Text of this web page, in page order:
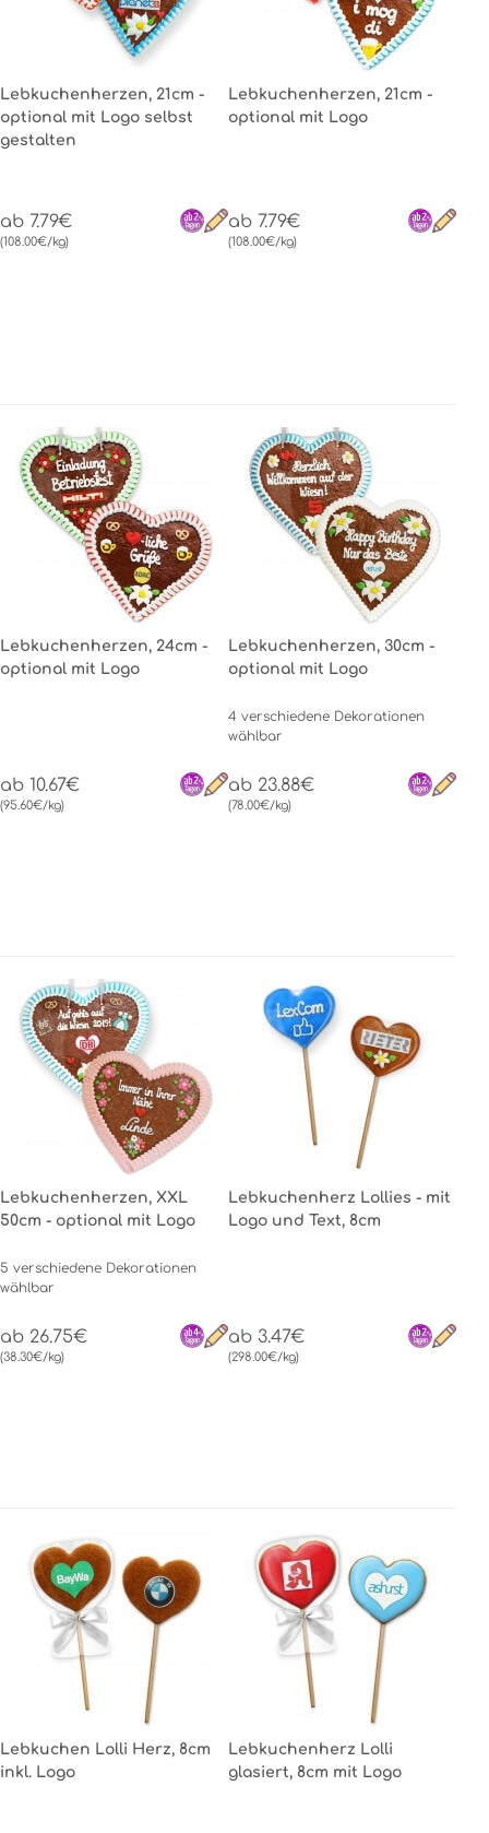
Lebkuchenherzen, 21cm -
optional mit Logo selbst
gestalten
ab 7.79€
(108.00€/kg)
Lebkuchenherzen, 21cm -
optional mit Logo
ab 7.79€
(108.00€/kg)
Lebkuchenherzen, 24cm -
optional mit Logo
ab 10.67€
(95.60€/kg)
Lebkuchenherzen, 30cm -
optional mit Logo
4 verschiedene Dekorationen
wählbar
ab 23.88€
(78.00€/kg)
Lebkuchenherzen, XXL
50cm - optional mit Logo
5 verschiedene Dekorationen
wählbar
ab 26.75€
(38.30€/kg)
Lebkuchenherz Lollies - mit
Logo und Text, 8cm
ab 3.47€
(298.00€/kg)
Lebkuchen Lolli Herz, 8cm
inkl. Logo
Lebkuchenherz Lolli
glasiert, 8cm mit Logo